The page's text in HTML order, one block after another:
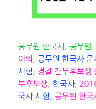
카
테
고
리
공무원 한국사, 공무원
이외
공무원 한국사 문
시험
경찰 간부후보생
부후보생 ,한국사,
국사 시험
공무원 한국